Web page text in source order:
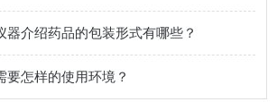
器介绍药品的包装形式有哪些？
要怎样的使用环境？